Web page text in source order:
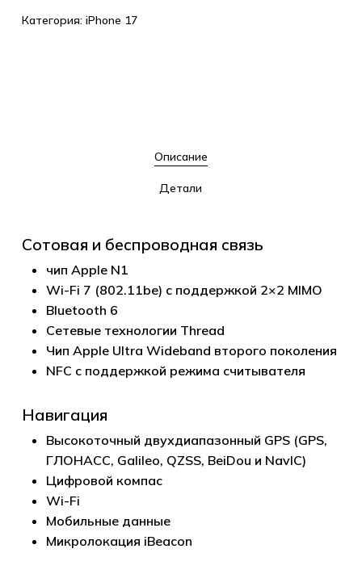
Категория: iPhone 17
Описание
Детали
Сотовая и беспроводная связь
чип Apple N1
Wi-Fi 7 (802.11be) с поддержкой 2×2 MIMO
Bluetooth 6
Сетевые технологии Thread
Чип Apple Ultra Wideband второго поколения
NFC с поддержкой режима считывателя
Навигация
Высокоточный двухдиапазонный GPS (GPS,
ГЛОНАСС, Galileo, QZSS, BeiDou и NavIC)
Цифровой компас
Wi-Fi
Мобильные данные
Микролокация iBeacon